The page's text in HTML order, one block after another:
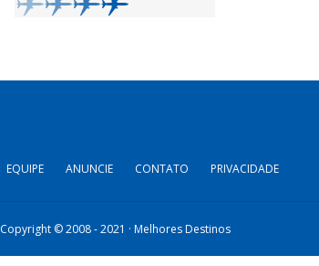
EQUIPE ANUNCIE CONTATO PRIVACIDADE
Copyright © 2008 - 2021 · Melhores Destinos